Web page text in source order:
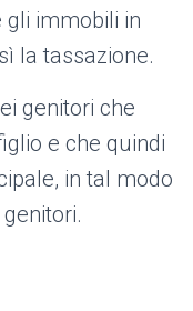
gli immobili in
la tassazione.
genitori che
e che quindi
in tal modo